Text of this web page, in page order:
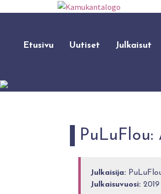
Etusivu Uutiset Julkaisut
PuLuFlou:
Julkaisija:
Julkaisuvuosi: 2019